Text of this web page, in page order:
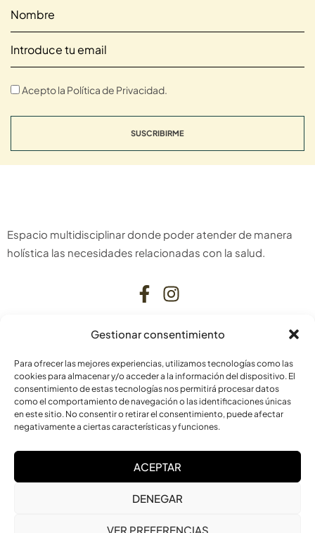
Gestionar consentimiento
Para ofrecer las mejores experiencias, utilizamos tecnologías como las
cookies para almacenar y/o acceder a la información del dispositivo. El
consentimiento de estas tecnologías nos permitirá procesar datos
como el comportamiento de navegación o las identificaciones únicas
en este sitio. No consentir o retirar el consentimiento, puede afectar
negativamente a ciertas características y funciones.
ACEPTAR
DENEGAR
VER PREFERENCIAS
Acepto la Política de Privacidad.
SUSCRIBIRME
Espacio multidisciplinar donde poder atender de manera
holística las necesidades relacionadas con la salud.
C. Bardenas Reales, 11, bajo
31006 Pamplona
Navarra